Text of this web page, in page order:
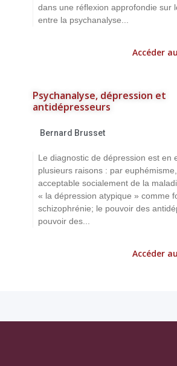
dans une réflexion approfondie sur
entre la psychanalyse...
Accéder
Psychanalyse, dépression et
antidépresseurs
Bernard Brusset
Le diagnostic de dépression est en
plusieurs raisons : par
acceptable socialement de la
« la dépression atypique » comme
schizophrénie; le pouvoir des
pouvoir des...
Accéder